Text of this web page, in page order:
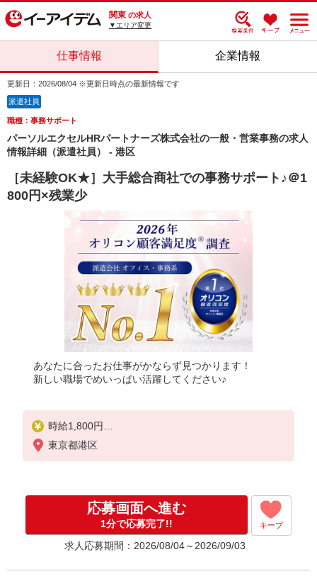
関東 の求人
▼エリア変更
仕事情報 企業情報
更新日：2026/08/04 ※更新日時点の最新情報です
派遣社員
職種：事務サポート
パーソルエクセルHRパートナーズ株式会社の一般・営業事務の求人
情報詳細（派遣社員） - 港区
［未経験OK★］大手総合商社での事務サポート♪＠1
800円×残業少
あなたに合ったお仕事がかならず見つかります！
新しい職場でめいっぱい活躍してください♪
時給1,800円
※当社規定あり
東京都港区
応募画面へ進む
1分で応募完了!! キープ
求人応募期間：2026/08/04～2026/09/03